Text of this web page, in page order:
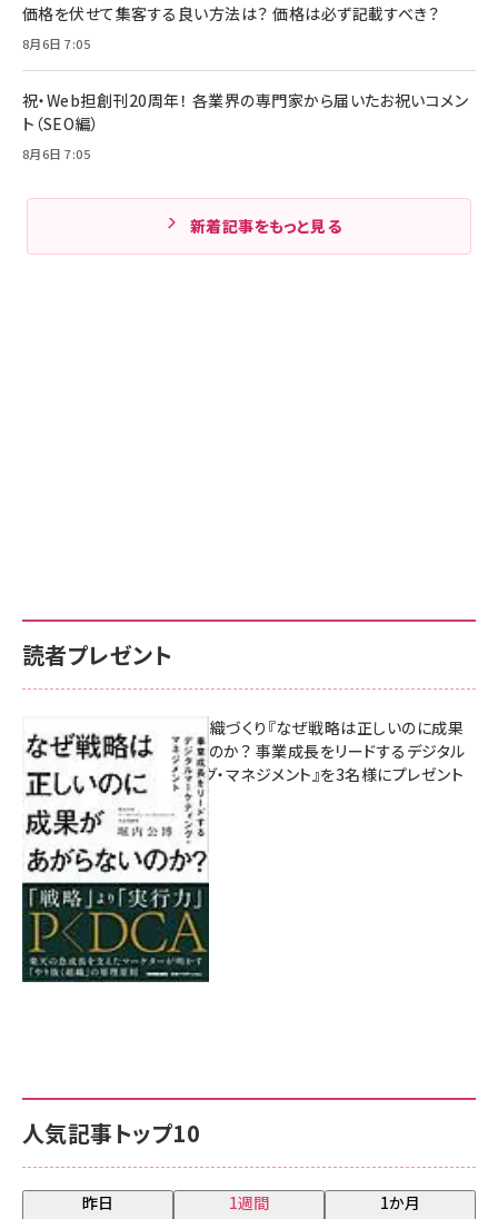
価格を伏せて集客する良い方法は？ 価格は必ず記載すべき？
8月6日 7:05
祝・Web担創刊20周年！ 各業界の専門家から届いたお祝いコメン
ト（SEO編）
8月6日 7:05
新着記事をもっと見る
人気記事トップ10
昨日 1週間 1か月
読者プレゼント
成果を生む組織づくり『なぜ戦略は正しいのに成果
があがらないのか？ 事業成長をリードするデジタル
マーケティング・マネジメント』を3名様にプレゼント
8月7日 10:00